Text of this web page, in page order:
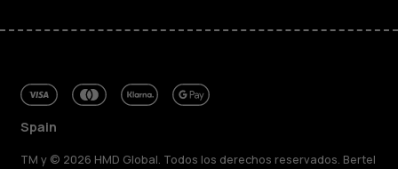
Spain
TM y © 2026 HMD Global. Todos los derechos reservados. Bertel